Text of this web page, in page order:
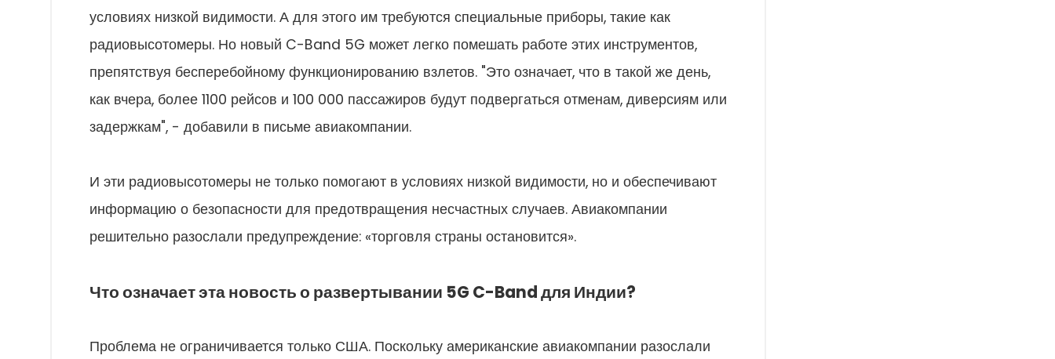
условиях низкой видимости. А для этого им требуются специальные приборы, такие как
радиовысотомеры. Но новый C-Band 5G может легко помешать работе этих инструментов,
препятствуя бесперебойному функционированию взлетов. "Это означает, что в такой же день,
как вчера, более 1100 рейсов и 100 000 пассажиров будут подвергаться отменам, диверсиям или
задержкам", - добавили в письме авиакомпании.
И эти радиовысотомеры не только помогают в условиях низкой видимости, но и обеспечивают
информацию о безопасности для предотвращения несчастных случаев. Авиакомпании
решительно разослали предупреждение: «торговля страны остановится».
Что означает эта новость о развертывании 5G C-Band для Индии?
Проблема не ограничивается только США. Поскольку американские авиакомпании разослали